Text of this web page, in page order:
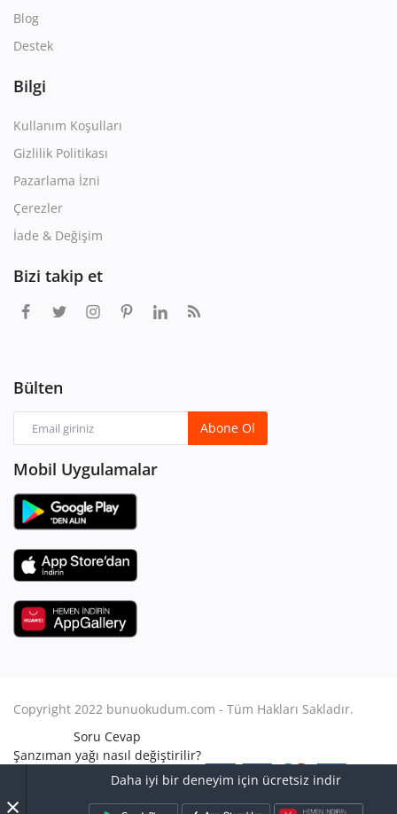
Daha iyi bir deneyim için ücretsiz indir
Blog
Destek
Bilgi
Kullanım Koşulları
Gizlilik Politikası
Pazarlama İzni
Çerezler
İade & Değişim
Bizi takip et
Bülten
Abone Ol
Mobil Uygulamalar
Copyright 2022 bunuokudum.com - Tüm Hakları Sakladır.
Soru Cevap
Şanzıman yağı nasıl değiştirilir?
Aile Hukuku
Avukat Nasıl Olunur?
Turbo arızası nasıl anlaşılır?